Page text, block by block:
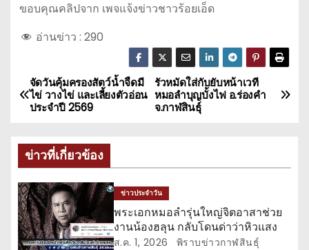
ขอบคุณคลิปจาก เพจแจ้งข่าวชาวร้อยเอ็ด
อ่านข่าว : 290
แ
น
ะ
แ
น
ว
รัวหมัดใส่กับยับหน้าเวที
หมอลำบุญบั้งไฟ อ.ร่องคำ
จ.กาฬสินธุ์
จัดวันคุ้มครองสัตว์น้ำจืดมี
ไข่ วางไข่ และเลี้ยงตัวอ่อน
ประจำปี 2569
ข่าวที่เกี่ยวข้อง
ข่าวประจำวัน
พระเอกหมอลำรุ่นใหญ่จิตอาสาช่วย
งานน้องฮลุน กลับโดนด่าว่าหิวแสง
ส.ค. 1, 2026 พิราบข่าวกาฬสินธุ์